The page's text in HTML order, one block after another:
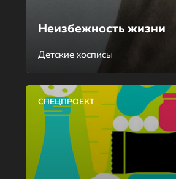
Неизбежность жизни
Детские хосписы
СПЕЦПРОЕКТ